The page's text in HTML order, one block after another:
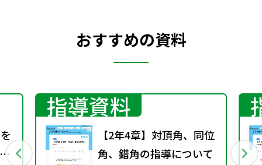
おすすめの資料
指導資料
【2年4章】対頂角、同位
角、錯角の指導について